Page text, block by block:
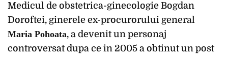
Medicul de obstetrica-ginecologie Bogdan
Doroftei, ginerele ex-procurorului general
Maria Pohoata, a devenit un personaj
controversat dupa ce in 2005 a obtinut un post